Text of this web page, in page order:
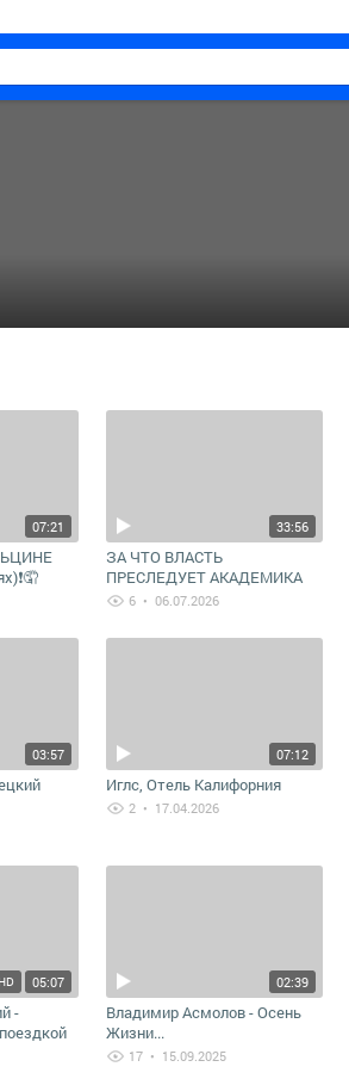
07:21 33:56
ЗА ЧТО ВЛАСТЬ
ПРЕСЛЕДУЕТ АКАДЕМИКА
НИГМАТУЛЛИНА-
ДОКЛАД.СИТУАЦИЯ ВЫШЛА
6 • 06.07.2026
03:57 07:12
Иглс, Отель Калифорния
2 • 17.04.2026
05:07
HD
-
в
02:39
Владимир Асмолов - Осень
Жизни...
17 • 15.09.2025